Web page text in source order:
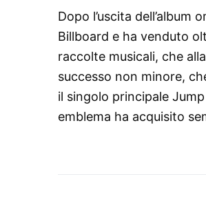
Dopo l’uscita dell’album
Billboard e ha venduto
raccolte musicali, che
successo non minore,
il singolo principale
emblema ha acquisito